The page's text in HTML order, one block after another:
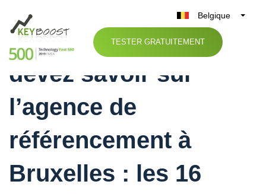
Belgique
België
Nederland
TESTER GRATUITEMENT
Tout ce que vous
devez savoir sur
l’agence de
référencement à
Bruxelles : les 16